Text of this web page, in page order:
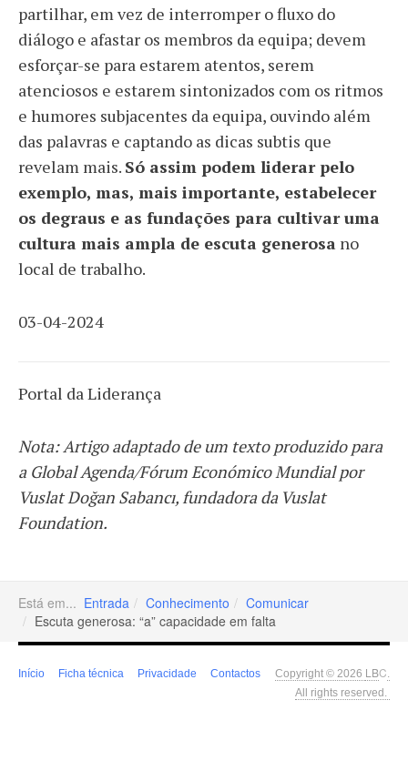
partilhar, em vez de interromper o fluxo do
diálogo e afastar os membros da equipa; devem
esforçar-se para estarem atentos, serem
atenciosos e estarem sintonizados com os ritmos
e humores subjacentes da equipa, ouvindo além
das palavras e captando as dicas subtis que
revelam mais. Só assim podem liderar pelo
exemplo, mas, mais importante, estabelecer
os degraus e as fundações para cultivar uma
cultura mais ampla de escuta generosa no
local de trabalho.
03-04-2024
Portal da Liderança
Nota: Artigo adaptado de um texto produzido para
a Global Agenda/Fórum Económico Mundial por
Vuslat Doğan Sabancı, fundadora da Vuslat
Foundation.
Está em... Entrada Conhecimento
Comunicar
Escuta generosa: “a” capacidade em falta
Início Ficha técnica Privacidade Contactos Copyright © 2026 LBC.
All rights reserved.